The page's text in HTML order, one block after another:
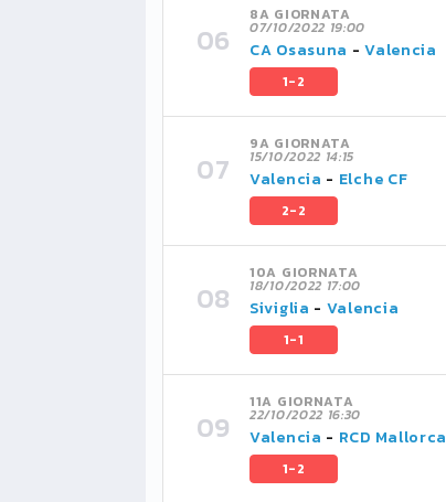
8A GIORNATA
07/10/2022 19:00
CA Osasuna -Valencia
1-2
9A GIORNATA
15/10/2022 14:15
Valencia - Elche CF
2-2
10A GIORNATA
18/10/2022 17:00
Siviglia - Valencia
1-1
11A GIORNATA
22/10/2022 16:30
Valencia - RCD Mallorca
1-2